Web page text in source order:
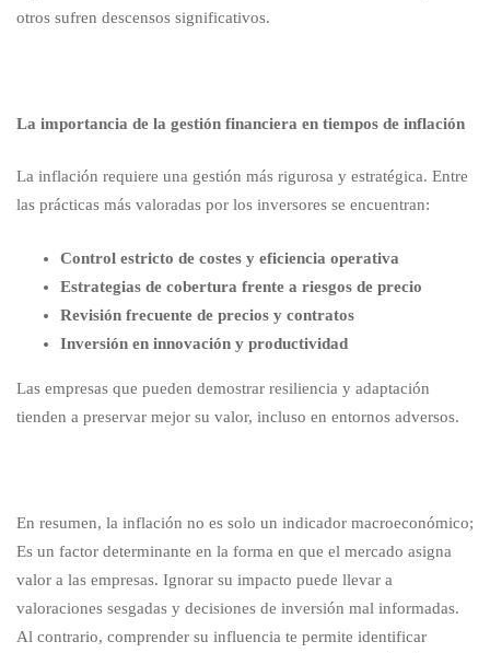
otros sufren descensos significativos.
La importancia de la gestión financiera en tiempos de inflación
La inflación requiere una gestión más rigurosa y estratégica. Entre
las prácticas más valoradas por los inversores se encuentran:
Control estricto de costes y eficiencia operativa
Estrategias de cobertura frente a riesgos de precio
Revisión frecuente de precios y contratos
Inversión en innovación y productividad
Las empresas que pueden demostrar resiliencia y adaptación
tienden a preservar mejor su valor, incluso en entornos adversos.
En resumen, la inflación no es solo un indicador macroeconómico;
Es un factor determinante en la forma en que el mercado asigna
valor a las empresas. Ignorar su impacto puede llevar a
valoraciones sesgadas y decisiones de inversión mal informadas.
Al contrario, comprender su influencia te permite identificar